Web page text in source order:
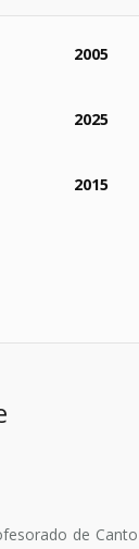
2005
2025
2015
de